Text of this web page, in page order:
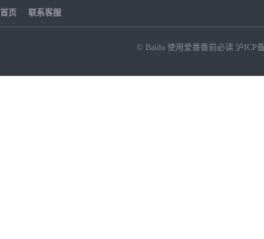
首页 联系客服
© Baidu 使用爱番番前必读 沪ICP